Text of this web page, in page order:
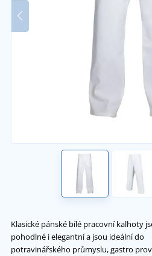
Klasické pánské bílé pracovní kalhoty
pohodlné i elegantní a jsou ideální do
potravinářského průmyslu, gastro